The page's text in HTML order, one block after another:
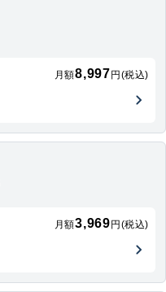
月額8,997 円(税込)
月額3,969 円(税込)